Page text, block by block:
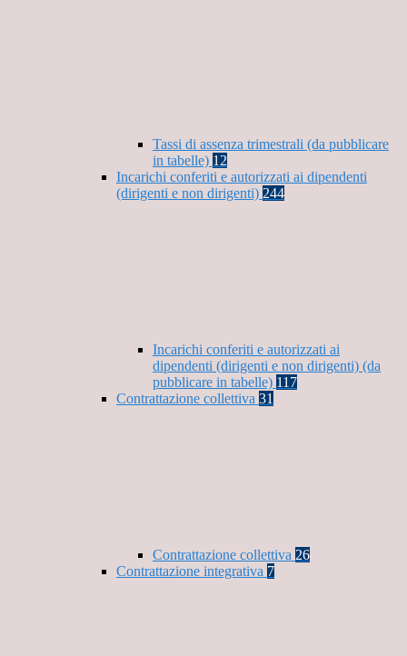
Tassi di assenza trimestrali (da pubblicare
in tabelle) 12
Incarichi conferiti e autorizzati ai dipendenti
(dirigenti e non dirigenti) 244
Incarichi conferiti e autorizzati ai
dipendenti (dirigenti e non dirigenti) (da
pubblicare in tabelle) 117
Contrattazione collettiva 31
Contrattazione collettiva 26
Contrattazione integrativa 7